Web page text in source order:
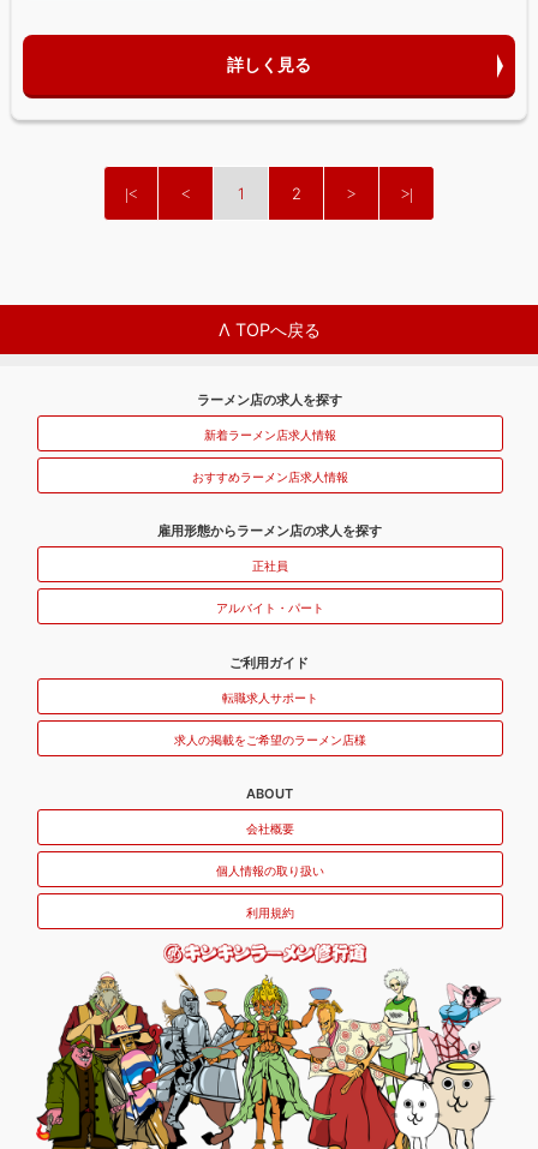
詳しく見る
1 2
Λ TOPへ戻る
ラーメン店の求人を探す
新着ラーメン店求人情報
おすすめラーメン店求人情報
雇用形態からラーメン店の求人を探す
正社員
アルバイト・パート
ご利用ガイド
転職求人サポート
求人の掲載をご希望のラーメン店様
ABOUT
会社概要
個人情報の取り扱い
利用規約